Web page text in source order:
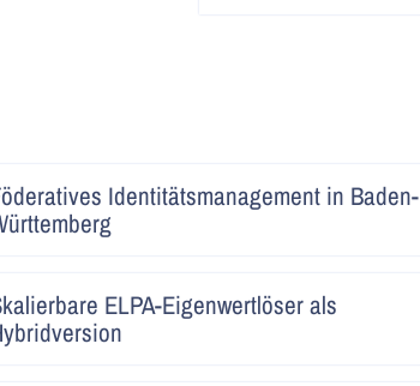
Identitätsmanagement in Baden-
ELPA-Eigenwertlöser als